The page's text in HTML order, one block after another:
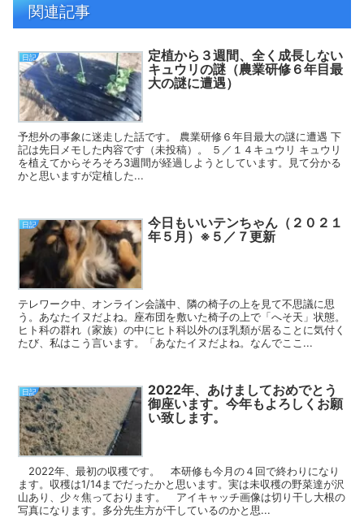
関連記事
日記
定植から３週間、全く成長しない
キュウリの謎（農業研修６年目最
大の謎に遭遇）
予想外の事象に迷走した話です。 農業研修６年目最大の謎に遭遇 下
記は先日メモした内容です（未投稿）。 ５／１４キュウリ キュウリ
を植えてからそろそろ3週間が経過しようとしています。見て分かる
かと思いますが定植した...
日記
今日もいいテンちゃん（２０２１
年５月）※５／７更新
テレワーク中、オンライン会議中、隣の椅子の上を見て不思議に思
う。あなたイヌだよね。座布団を敷いた椅子の上で「へそ天」状態。
ヒト科の群れ（家族）の中にヒト科以外のほ乳類が居ることに気付く
たび、私はこう言います。「あなたイヌだよね。なんでここ...
日記
2022年、あけましておめでとう
御座います。今年もよろしくお願
い致します。
2022年、最初の収穫です。 本研修も今月の４回で終わりになり
ます。収穫は1/14までだったかと思います。実は未収穫の野菜達が沢
山あり、少々焦っております。 アイキャッチ画像は切り干し大根の
写真になります。多分先生方が干しているのかと思...